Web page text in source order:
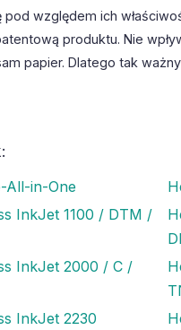
względem ich
produktu. Nie
papier. Dlatego tak
All-in-One
InkJet 1100 / DTM /
InkJet 2000 / C /
InkJet 2230